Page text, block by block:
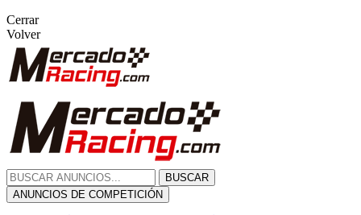
Cerrar
Volver
BUSCAR
ANUNCIOS DE COMPETICIÓN